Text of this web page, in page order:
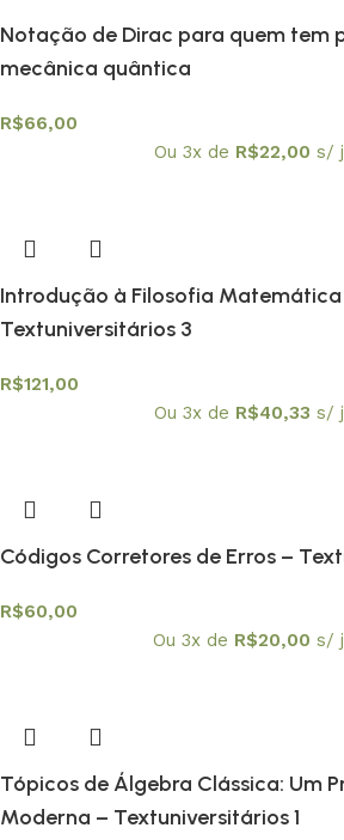
Notação de Dirac para quem tem
mecânica quântica
R$66,00
Ou 3x de R$22,00 s/
Introdução à Filosofia
Textuniversitários 3
R$121,00
Ou 3x de R$40,33 s/
Códigos Corretores de Erros –
R$60,00
Ou 3x de R$20,00 s/
Tópicos de Álgebra Clássica: Um
Moderna – Textuniversitários 1